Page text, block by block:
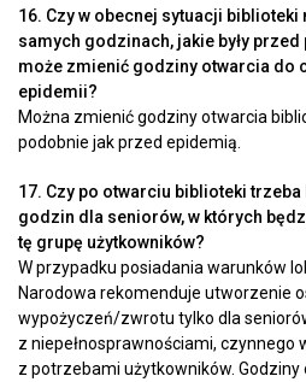
16. Czy w obecnej sytuacji biblioteki
samych godzinach, jakie były
może zmienić godziny otwarcia do
epidemii?
Można zmienić godziny otwarcia
podobnie jak przed epidemią.
17. Czy po otwarciu biblioteki
godzin dla seniorów, w których
tę grupę użytkowników?
W przypadku posiadania warunków
Narodowa rekomenduje utworzenie
wypożyczeń/zwrotu tylko dla
z niepełnosprawnościami, czynnego
z potrzebami użytkowników. Godziny